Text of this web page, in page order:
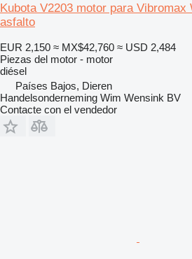
Kubota V2203 motor para
asfalto
EUR 2,150 ≈ MX$42,760 ≈ USD 2,484
Piezas del motor - motor
diésel
Países Bajos, Dieren
Handelsonderneming Wim Wensink BV
Contacte con el vendedor